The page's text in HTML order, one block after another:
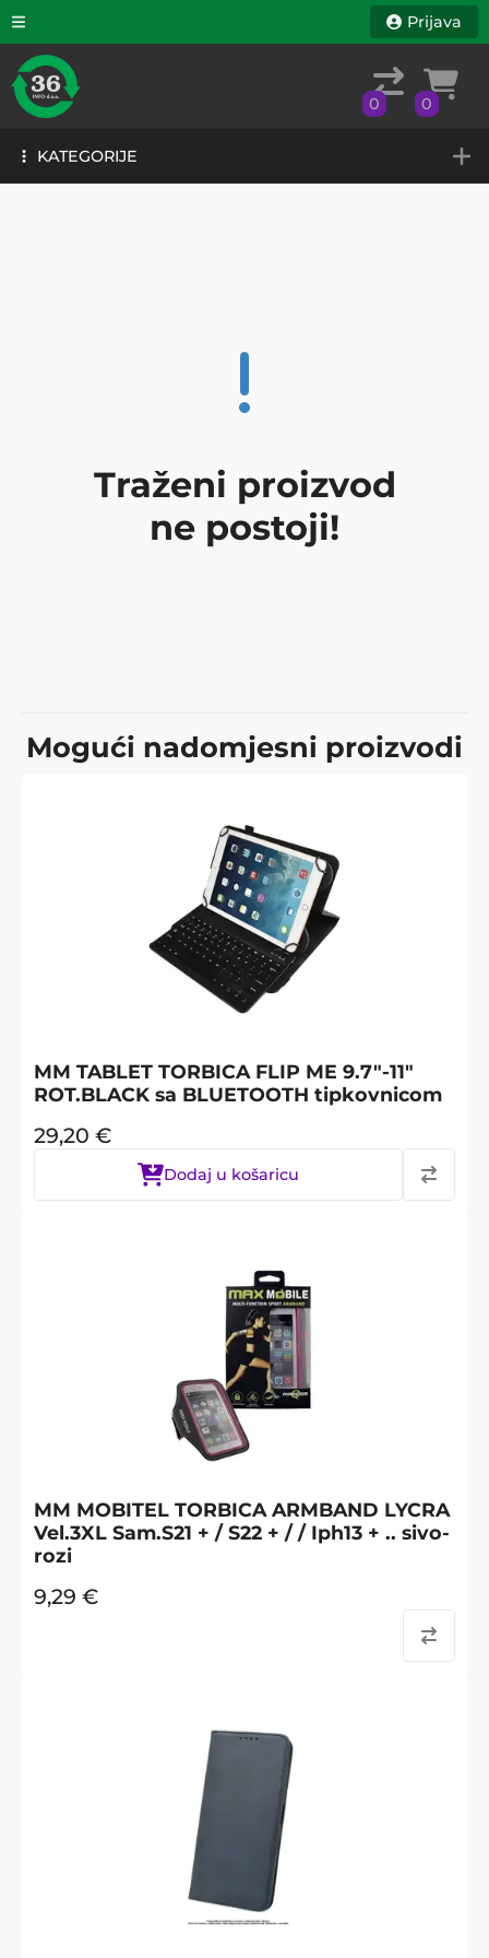
KATEGORIJE
Prijava
0 0
KATEGORIJE
Traženi proizvod
ne postoji!
Mogući nadomjesni proizvodi
MM TABLET TORBICA FLIP ME 9.7"-11"
ROT.BLACK sa BLUETOOTH tipkovnicom
29,20 €
Dodaj u košaricu
MM MOBITEL TORBICA ARMBAND LYCRA
Vel.3XL Sam.S21 + / S22 + / / Iph13 + .. sivo-
rozi
9,29 €